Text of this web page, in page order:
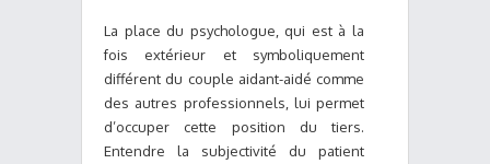
La place du psychologue, qui est à la
fois extérieur et symboliquement
différent du couple aidant-aidé comme
des autres professionnels, lui permet
d’occuper cette position du tiers.
Entendre la subjectivité du patient